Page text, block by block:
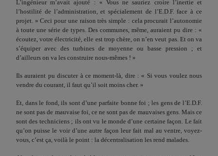
L’ingénieur m’avait ajouté : « Vous ne sauriez croire l’inertie et
l’hostilité de l’administration, et spécialement de l’E.D.F. face à ce
projet. » Ceci pour une raison très simple : cela pro­curait l’autonomie
à toute une série de types. Des communes, même, auraient pu dire : «
écoutez, votre électricité, elle est trop chère, on n’en veut pas. Et on va
s’équiper avec des turbines de moyenne ou basse pression ; et
d’ailleurs on va les construire nous-mêmes ! »
Ils auraient pu discuter à ce moment-là, dire : « Si vous vou­lez nous
vendre du courant, il faut qu’il soit moins cher. »
Et, dans le fond, ils sont d’une parfaite bonne foi ; les gens de l’E.D.F.
ne sont pas de mauvaise foi, ce ne sont pas de mau­vaises gens. Mais ce
sont des techniciens ; ils ont vu le monde d’une certaine façon. Le fait
qu’on puisse le voir d’une autre façon leur fait mal au ventre, voyez-
vous, c’est ça, voilà le point : la décentralisation les rend malades.